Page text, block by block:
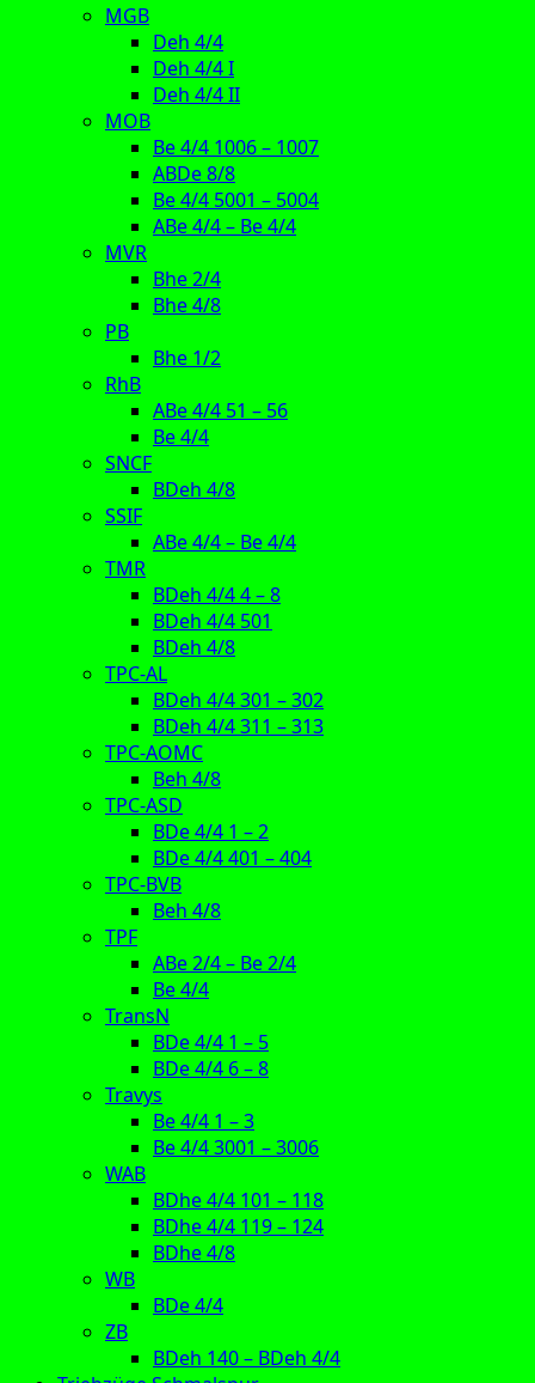
MGB
Deh 4/4
Deh 4/4 I
Deh 4/4 II
MOB
Be 4/4 1006 – 1007
ABDe 8/8
Be 4/4 5001 – 5004
ABe 4/4 – Be 4/4
MVR
Bhe 2/4
Bhe 4/8
PB
Bhe 1/2
RhB
ABe 4/4 51 – 56
Be 4/4
SNCF
BDeh 4/8
SSIF
ABe 4/4 – Be 4/4
TMR
BDeh 4/4 4 – 8
BDeh 4/4 501
BDeh 4/8
TPC-AL
BDeh 4/4 301 – 302
BDeh 4/4 311 – 313
TPC-AOMC
Beh 4/8
TPC-ASD
BDe 4/4 1 – 2
BDe 4/4 401 – 404
TPC-BVB
Beh 4/8
TPF
ABe 2/4 – Be 2/4
Be 4/4
TransN
BDe 4/4 1 – 5
BDe 4/4 6 – 8
Travys
Be 4/4 1 – 3
Be 4/4 3001 – 3006
WAB
BDhe 4/4 101 – 118
BDhe 4/4 119 – 124
BDhe 4/8
WB
BDe 4/4
ZB
BDeh 140 – BDeh 4/4